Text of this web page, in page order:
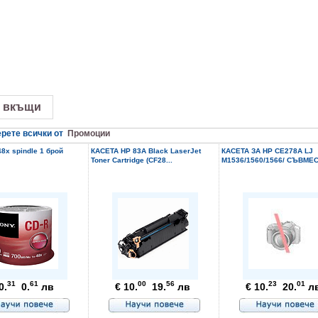
всички от Промоции
spindle 1 брой
31 0.61 лв
КАСЕТА HP 83A Black LaserJet
Toner Cartridge (CF28...
€ 10.00 19.56 лв
КАСЕТА ЗА HP CE278A LJ
M1536/1560/1566/
€ 10.23 20.01